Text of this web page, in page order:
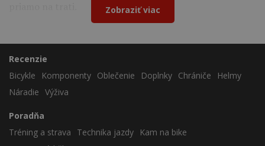
Zobraziť viac
Recenzie
Bicykle
Komponenty Oblečenie Doplnky Chrániče
Helmy
Náradie Výživa
Poradňa
Tréning a strava
Technika jazdy
Kam na bike